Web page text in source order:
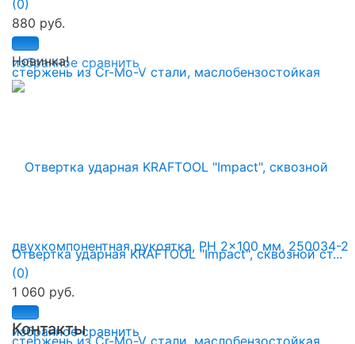
избранное сравнить
(0)
880 руб.
Новинка!
избранное сравнить
Отвертка ударная KRAFTOOL "Impact", сквозной ст...
(0)
1 060 руб.
Контакты